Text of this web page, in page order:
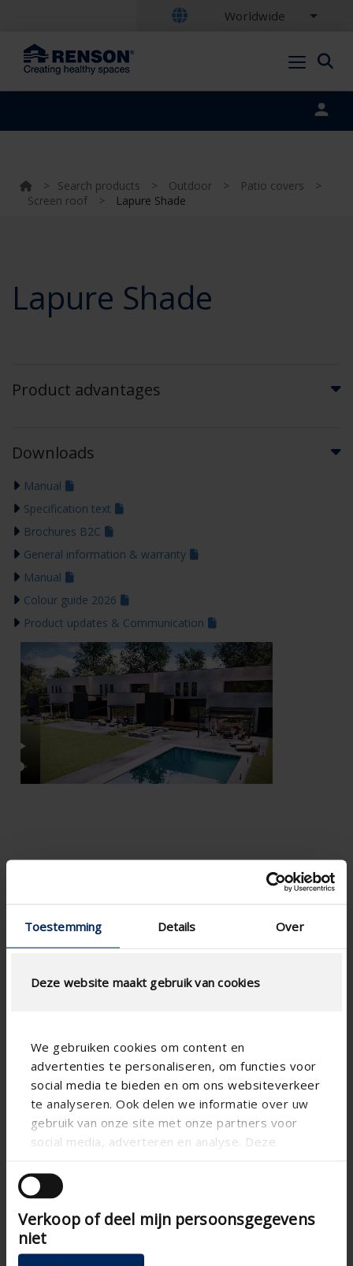
Toestemming Details Over
Deze website maakt gebruik van cookies
We gebruiken cookies om content en
advertenties te personaliseren, om functies voor
social media te bieden en om ons websiteverkeer
te analyseren. Ook delen we informatie over uw
gebruik van onze site met onze partners voor
social media, adverteren en analyse. Deze
andere informatie die u aan ze heeft verstrekt of
die ze hebben verzameld op basis van uw gebruik
van hun services.
Verkoop of deel mijn persoonsgegevens
niet
Worldwide
> Search products > Outdoor > Patio covers
>
Screen roof
> Lapure Shade
Lapure Shade
Product advantages
Downloads
Manual
Specification text
Brochures B2C
General information & warranty
Manual
Colour guide 2026
Product updates & Communication

